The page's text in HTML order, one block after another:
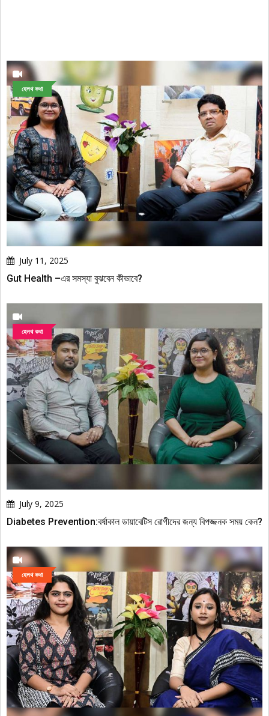
হেলথ কথা
July 11, 2025
Gut Health –এর সমস্যা বুঝবেন কীভাবে?
হেলথ কথা
July 9, 2025
Diabetes Prevention:বর্ষাকাল ডায়াবেটিস রোগীদের জন্য বিপজ্জনক সময় কেন?
হেলথ কথা